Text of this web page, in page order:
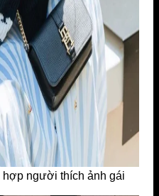
người thích ảnh gái